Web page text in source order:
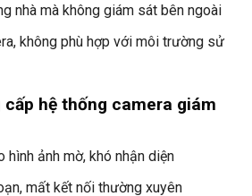
nhà mà không giám sát bên ngoài
không phù hợp với môi trường sử
cấp hệ thống camera giám
hình ảnh mờ, khó nhận diện
mất kết nối thường xuyên